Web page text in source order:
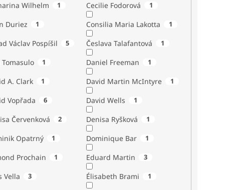
Wilhelm 1 Cecilie Fodorová 1
Duriez 1 Consilia Maria Lakotta 1
Václav Pospíšil 5 Česlava Talafantová 1
Tomasulo 1 Daniel Freeman 1
A. Clark 1 David Martin McIntyre 1
Vopřada 6 David Wells 1
Červenková 2 Denisa Ryšková 1
Opatrný 1 Dominique Bar 1
Prochain 1 Eduard Martin 3
Vella 3 Élisabeth Brami 1